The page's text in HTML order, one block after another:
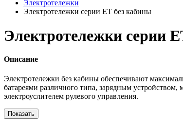
Электротележки
Электротележки серии ЕТ без кабины
Электротележки серии
Описание
Электротележки без кабины обеспечивают
батареями различного типа, зарядным
электроуслителем рулевого управления.
Показать